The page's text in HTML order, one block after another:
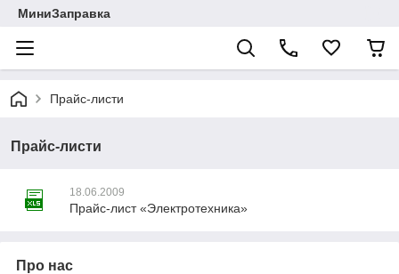
МиниЗаправка
Прайс-листи
Прайс-листи
18.06.2009
Прайс-лист «Электротехника»
Про нас